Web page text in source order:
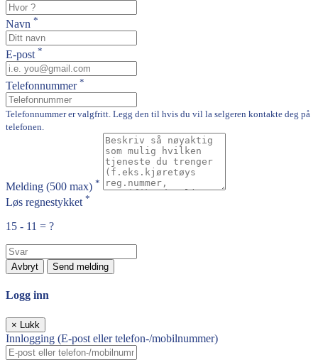
Navn *
E-post *
Telefonnummer *
Telefonnummer er valgfritt. Legg den til hvis du vil la selgeren kontakte deg på
telefonen.
Melding (500 max) *
Løs regnestykket *
15 - 11 = ?
Avbryt Send melding
Logg inn
× Lukk
Innlogging (E-post eller telefon-/mobilnummer)